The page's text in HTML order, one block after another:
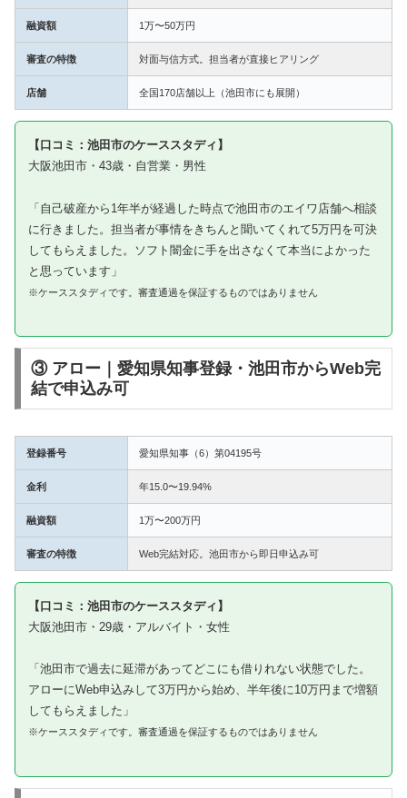
融資額 1万〜50万円
審査の特徴 対面与信方式。担当者が直接ヒアリング
店舗 全国170店舗以上（池田市にも展開）
【口コミ：池田市のケーススタディ】
大阪池田市・43歳・自営業・男性
「自己破産から1年半が経過した時点で池田市のエイワ店舗へ相談
に行きました。担当者が事情をきちんと聞いてくれて5万円を可決
してもらえました。ソフト闇金に手を出さなくて本当によかった
と思っています」
※ケーススタディです。審査通過を保証するものではありません
③ アロー｜愛知県知事登録・池田市からWeb完
結で申込み可
登録番号 愛知県知事（6）第04195号
金利 年15.0〜19.94%
融資額 1万〜200万円
審査の特徴 Web完結対応。池田市から即日申込み可
【口コミ：池田市のケーススタディ】
大阪池田市・29歳・アルバイト・女性
「池田市で過去に延滞があってどこにも借りれない状態でした。
アローにWeb申込みして3万円から始め、半年後に10万円まで増額
してもらえました」
※ケーススタディです。審査通過を保証するものではありません